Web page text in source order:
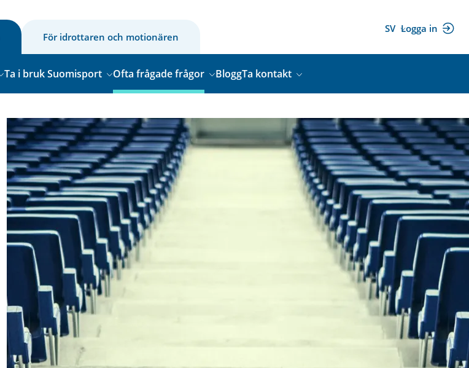
SV Logga in
(extern
länk)
För idrottaren och motionären
Ta i bruk Suomisport Ofta frågade frågor BloggTa kontakt